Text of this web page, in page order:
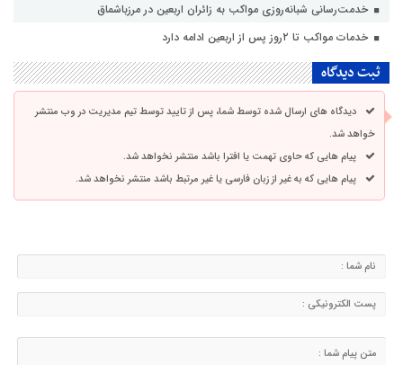
خدمت‌رسانی شبانه‌روزی مواکب به زائران اربعین در مرزباشماق
خدمات مواکب تا ۲روز پس از اربعین ادامه دارد
ثبت دیدگاه
دیدگاه های ارسال شده توسط شما، پس از تایید توسط تیم مدیریت در وب منتشر
خواهد شد.
پیام هایی که حاوی تهمت یا افترا باشد منتشر نخواهد شد.
پیام هایی که به غیر از زبان فارسی یا غیر مرتبط باشد منتشر نخواهد شد.